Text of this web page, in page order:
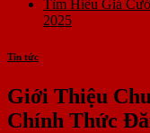
Tìm Hiểu Giá
2025
Tin tức
Giới Thiệu
Chính Thức